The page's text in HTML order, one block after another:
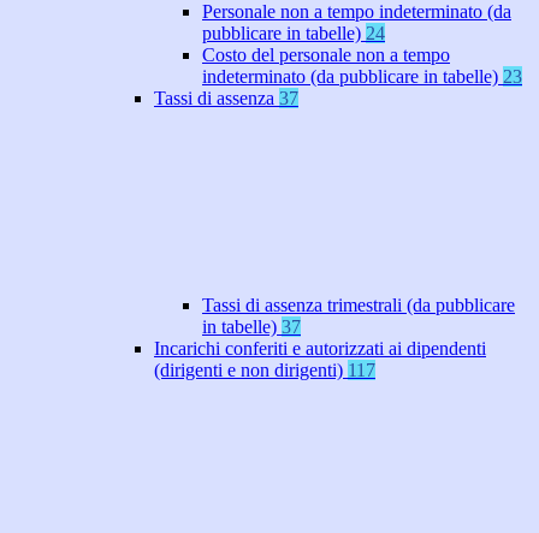
Personale non a tempo indeterminato (da
pubblicare in tabelle) 24
Costo del personale non a tempo
indeterminato (da pubblicare in tabelle) 23
Tassi di assenza 37
Tassi di assenza trimestrali (da pubblicare
in tabelle) 37
Incarichi conferiti e autorizzati ai dipendenti
(dirigenti e non dirigenti) 117